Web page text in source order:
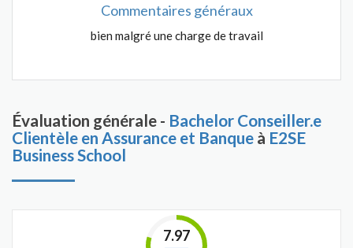
Commentaires généraux
bien malgré une charge de travail
Évaluation générale - Bachelor Conseiller.e
Clientèle en Assurance et Banque à E2SE
Business School
7.97